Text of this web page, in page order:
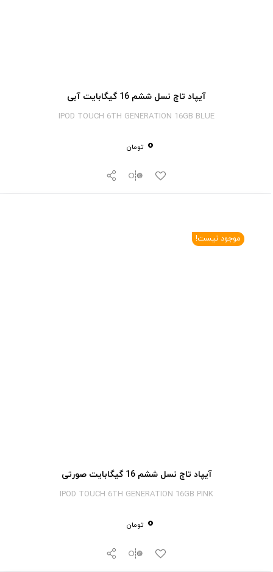
آیپاد تاچ نسل ششم 16 گیگابایت آبی
IPOD TOUCH 6TH GENERATION 16GB BLUE
0 تومان
موجود نیست!
آیپاد تاچ نسل ششم 16 گیگابایت صورتی
IPOD TOUCH 6TH GENERATION 16GB PINK
0 تومان